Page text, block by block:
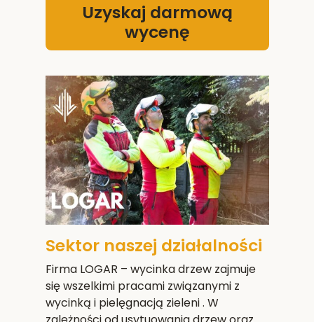
Uzyskaj darmową
wycenę
Sektor naszej działalności
Firma LOGAR – wycinka drzew zajmuje
się wszelkimi pracami związanymi z
wycinką i pielęgnacją zieleni . W